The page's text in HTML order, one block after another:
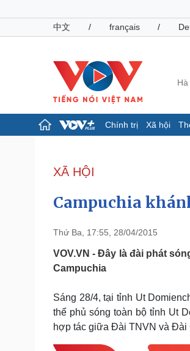
中文
/ français /
Chính trị Xã hội
Đảng
Tổ chức nhân sự
Nhận diện sự thật
Pháp luật
Vụ án
Tư vấn luật
XÃ HỘI
Campuchia
Thứ Ba, 17:55, 28/04/2015
VOV.VN - Đây là đài phát
Campuchia
Sáng 28/4, tại tỉnh Ut
thể phủ sóng toàn bộ tỉnh Ut
hợp tác giữa Đài TNVN và Đài